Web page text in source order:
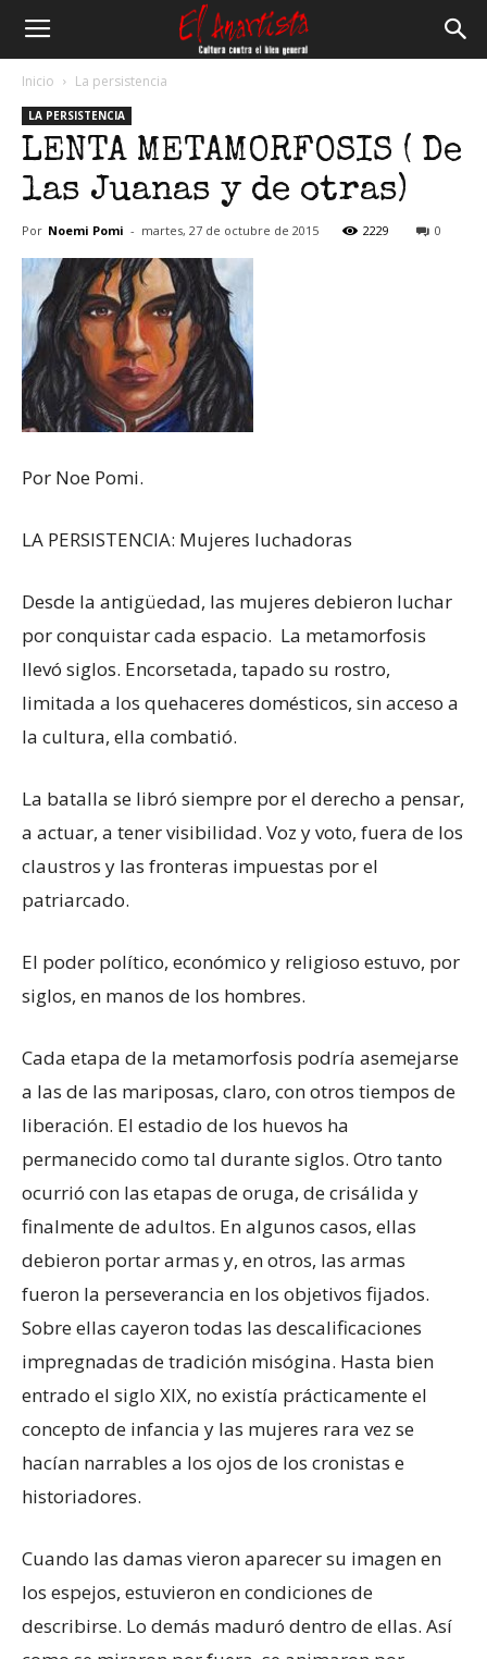
Anartista
Inicio La persistencia
LA PERSISTENCIA
LENTA METAMORFOSIS ( De
las Juanas y de otras)
Por Noemi Pomi - martes, 27 de octubre de 2015 2229 0
Por Noe Pomi.
LA PERSISTENCIA: Mujeres luchadoras
Desde la antigüedad, las mujeres debieron luchar
por conquistar cada espacio. La metamorfosis
llevó siglos. Encorsetada, tapado su rostro,
limitada a los quehaceres domésticos, sin acceso a
la cultura, ella combatió.
La batalla se libró siempre por el derecho a pensar,
a actuar, a tener visibilidad. Voz y voto, fuera de los
claustros y las fronteras impuestas por el
patriarcado.
El poder político, económico y religioso estuvo, por
siglos, en manos de los hombres.
Cada etapa de la metamorfosis podría asemejarse
a las de las mariposas, claro, con otros tiempos de
liberación. El estadio de los huevos ha
permanecido como tal durante siglos. Otro tanto
ocurrió con las etapas de oruga, de crisálida y
finalmente de adultos. En algunos casos, ellas
debieron portar armas y, en otros, las armas
fueron la perseverancia en los objetivos fijados.
Sobre ellas cayeron todas las descalificaciones
impregnadas de tradición misógina. Hasta bien
entrado el siglo XIX, no existía prácticamente el
concepto de infancia y las mujeres rara vez se
hacían narrables a los ojos de los cronistas e
historiadores.
Cuando las damas vieron aparecer su imagen en
los espejos, estuvieron en condiciones de
describirse. Lo demás maduró dentro de ellas. Así